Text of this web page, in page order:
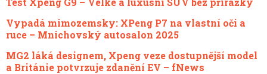
Vypadá mimozemsky: XPeng P7 na vlastní oči a
ruce – Mnichovský autosalon 2025
MG2 láká designem, Xpeng veze dostupnější model
a Británie potvrzuje zdanění EV – fNews